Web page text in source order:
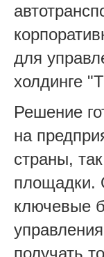
для
холдинге
Решение
на
страны,
площадки.
ключевые
получать